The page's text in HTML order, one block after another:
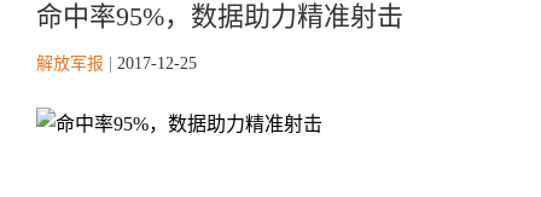
命中率95%，数据助力精准射击
解放军报 2017-12-25